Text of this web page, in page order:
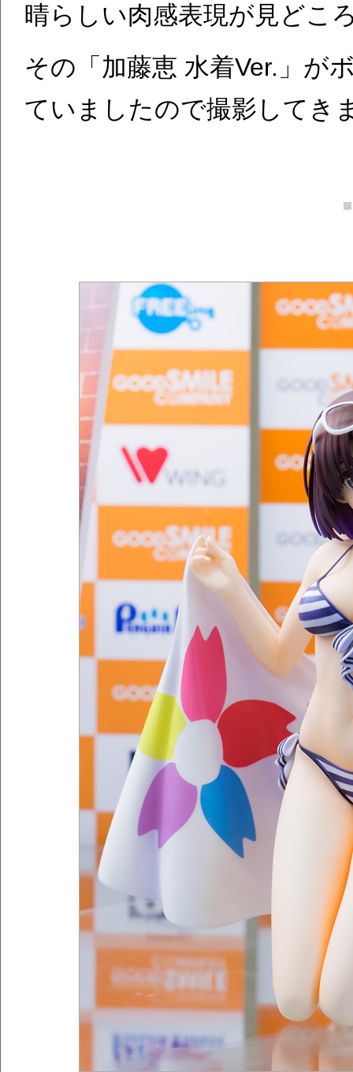
晴らしい肉感表現が見どこ
その「加藤恵 水着Ver.」が
ていましたので撮影してき